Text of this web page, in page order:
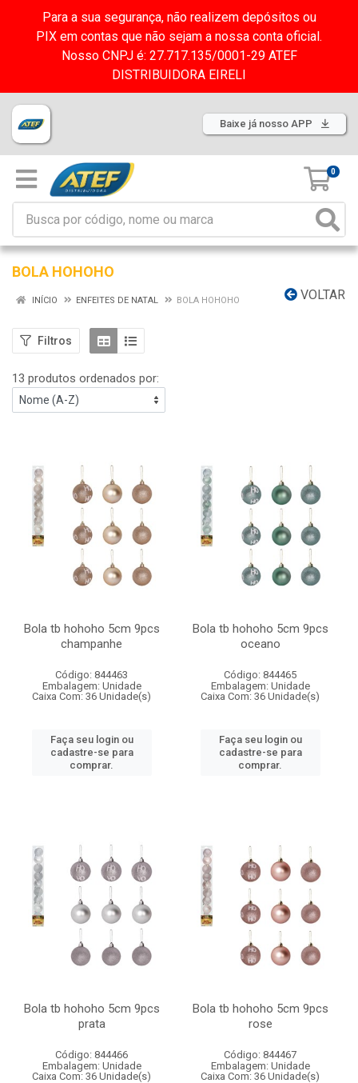
Para a sua segurança, não realizem depósitos ou
PIX em contas que não sejam a nossa conta oficial.
Nosso CNPJ é: 27.717.135/0001-29 ATEF
DISTRIBUIDORA EIRELI
Baixe já nosso APP
0
BOLA HOHOHO
VOLTAR
INÍCIO ENFEITES DE NATAL BOLA HOHOHO
Filtros
13 produtos ordenados por:
Bola tb hohoho 5cm 9pcs
champanhe
Código: 844463
Embalagem: Unidade
Caixa Com: 36 Unidade(s)
Faça seu login ou
cadastre-se para
comprar.
Bola tb hohoho 5cm 9pcs
oceano
Código: 844465
Embalagem: Unidade
Caixa Com: 36 Unidade(s)
Faça seu login ou
cadastre-se para
comprar.
Bola tb hohoho 5cm 9pcs
prata
Código: 844466
Embalagem: Unidade
Caixa Com: 36 Unidade(s)
Bola tb hohoho 5cm 9pcs
rose
Código: 844467
Embalagem: Unidade
Caixa Com: 36 Unidade(s)